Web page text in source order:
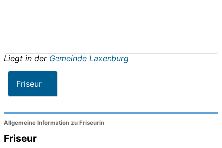
Liegt in der Gemeinde Laxenburg
Friseur
Allgemeine Information zu Friseurin
Friseur